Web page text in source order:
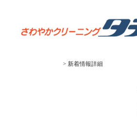
> 新着​情報​詳細